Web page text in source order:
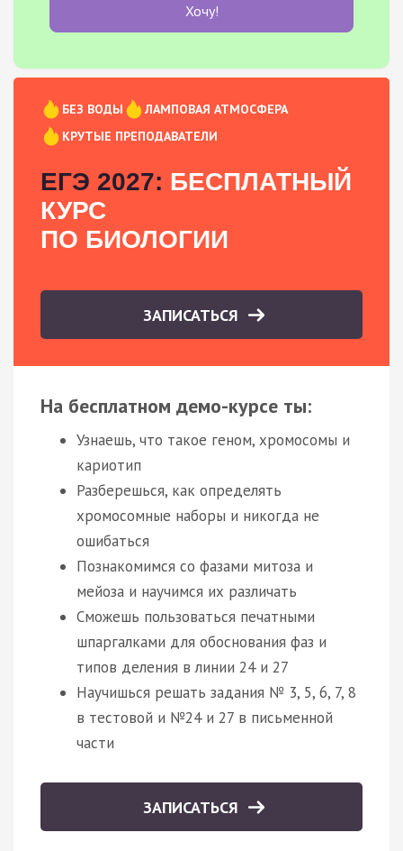
Хочу!
БЕЗ ВОДЫ
ЛАМПОВАЯ АТМОСФЕРА
КРУТЫЕ ПРЕПОДАВАТЕЛИ
ЕГЭ 2027: БЕСПЛАТНЫЙ
КУРС
ПО БИОЛОГИИ
ЗАПИСАТЬСЯ
На бесплатном демо-курсе ты:
Узнаешь, что такое геном, хромосомы и
кариотип
Разберешься, как определять
хромосомные наборы и никогда не
ошибаться
Познакомимся со фазами митоза и
мейоза и научимся их различать
Сможешь пользоваться печатными
шпаргалками для обоснования фаз и
типов деления в линии 24 и 27
Научишься решать задания № 3, 5, 6, 7, 8
в тестовой и №24 и 27 в письменной
части
ЗАПИСАТЬСЯ